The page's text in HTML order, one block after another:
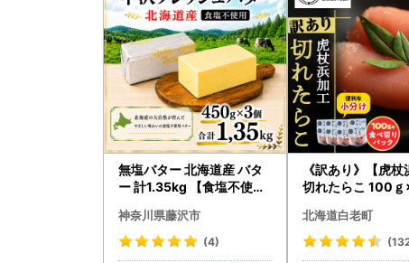
無塩バター 北海道産 バタ
ー 計1.35kg 【食塩不使用
神奈川県藤沢市
(4)
《訳あり》【虎杖
切れたらこ 100
北海道白老町